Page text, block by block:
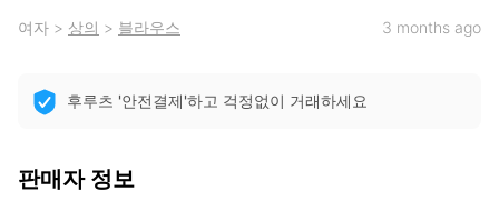
여자 > 상의 > 블라우스 3 months ago
후루츠 '안전결제'하고 걱정없이 거래하세요
판매자 정보